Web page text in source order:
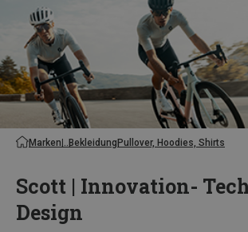
Marken BekleidungPullover, Hoodies, Shirts
Scott | Innovation-
Design